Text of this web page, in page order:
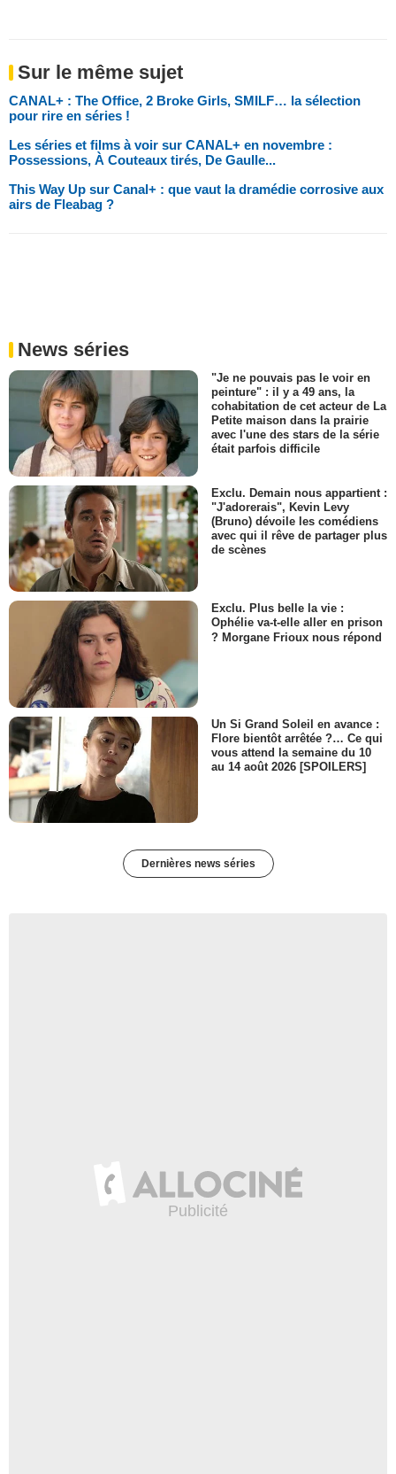
Sur le même sujet
CANAL+ : The Office, 2 Broke Girls, SMILF… la sélection
pour rire en séries !
Les séries et films à voir sur CANAL+ en novembre :
Possessions, À Couteaux tirés, De Gaulle...
This Way Up sur Canal+ : que vaut la dramédie corrosive aux
airs de Fleabag ?
News séries
"Je ne pouvais pas le voir en
peinture" : il y a 49 ans, la
cohabitation de cet acteur de La
Petite maison dans la prairie
avec l'une des stars de la série
était parfois difficile
Exclu. Demain nous appartient :
"J'adorerais", Kevin Levy
(Bruno) dévoile les comédiens
avec qui il rêve de partager plus
de scènes
Exclu. Plus belle la vie :
Ophélie va-t-elle aller en prison
? Morgane Frioux nous répond
Un Si Grand Soleil en avance :
Flore bientôt arrêtée ?… Ce qui
vous attend la semaine du 10
au 14 août 2026 [SPOILERS]
Dernières news séries